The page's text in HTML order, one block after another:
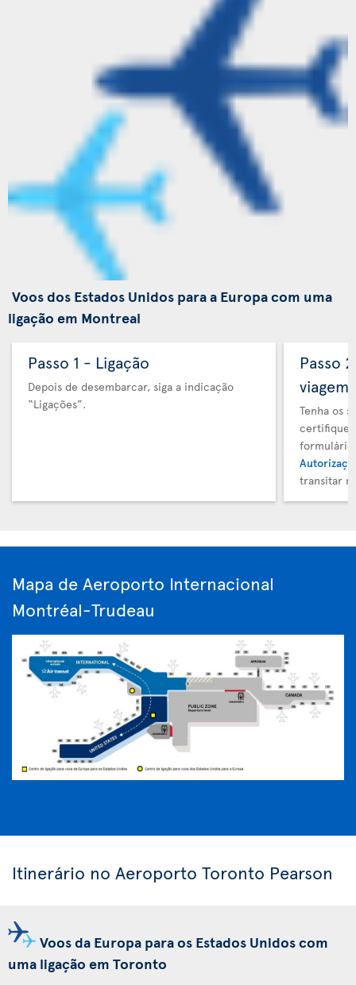
Voos dos Estados Unidos para a Europa com uma
ligação em Montreal
Passo 1 - Ligação
Depois de desembarcar, siga a indicação
“Ligações”.
Passo
viagem
Tenha os
certifique-
transitar
Mapa de Aeroporto Internacional
Montréal-Trudeau
Itinerário no Aeroporto Toronto Pearson
Voos da Europa para os Estados Unidos com
uma ligação em Toronto